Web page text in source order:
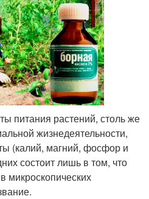
питания растений, столь же
жизнедеятельности,
(калий, магний, фосфор и
состоит лишь в том, что
микроскопических